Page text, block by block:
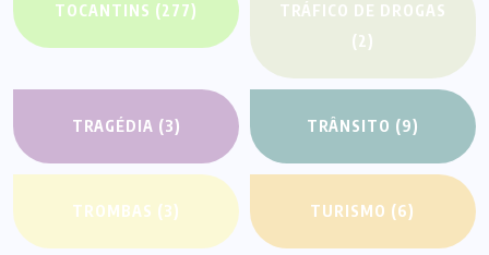
TOCANTINS (277)
TRÁFICO DE DROGAS
(2)
TRAGÉDIA (3) TRÂNSITO (9)
TROMBAS (3) TURISMO (6)